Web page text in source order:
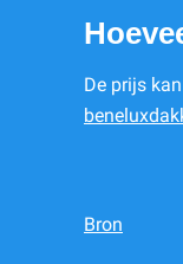
De prijs
Bron